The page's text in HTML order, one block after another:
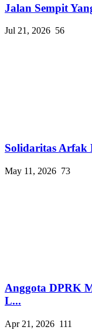
Jalan Sempit
Jul 21, 2026 56
Solidaritas Arfak
May 11, 2026 73
Anggota DPRK
L...
Apr 21, 2026 111